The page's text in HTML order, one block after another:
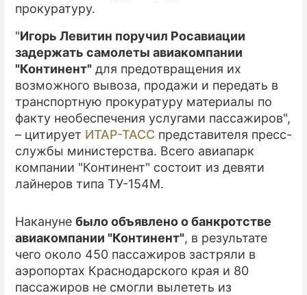
СЕРИАЛЫ
ИГРЫ
ПРЕСС-РЕЛИЗЫ
О ПРОЕКТЕ
прокуратуру.
"Игорь Левитин поручил Росавиации
задержать самолеты авиакомпании
"Континент" для предотвращения их
возможного вывоза, продажи и передать в
транспортную прокуратуру материалы по
факту необеспечения услугами пассажиров",
– цитирует ИТАР-ТАСС представителя пресс-
службы министерства. Всего авиапарк
компании "Континент" состоит из девяти
лайнеров типа ТУ-154М.
Накануне было объявлено о банкротстве
авиакомпании "Континент", в результате
чего около 450 пассажиров застряли в
аэропортах Краснодарского края и 80
пассажиров не смогли вылететь из